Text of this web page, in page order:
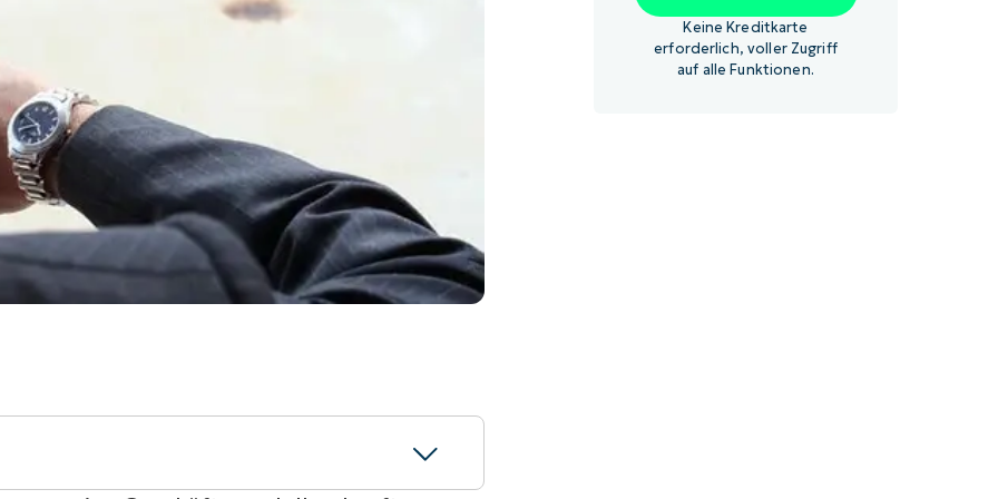
ANSEHEN
Keine Kreditkarte
erforderlich, voller Zugriff
auf alle Funktionen.